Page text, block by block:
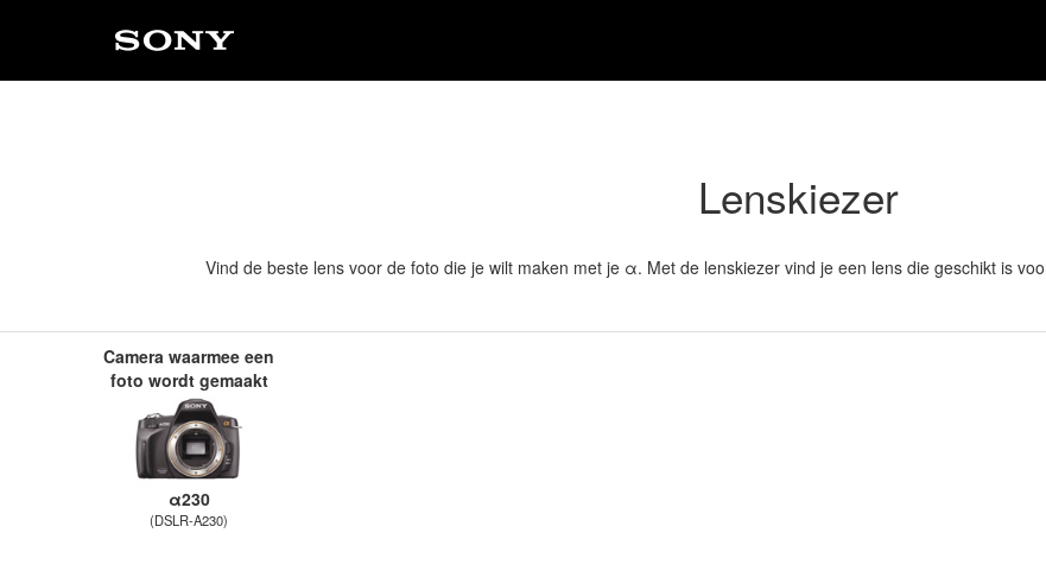
Lenskiezer
Vind de beste lens voor de foto die je wilt maken met je α. Met de lenskiezer vind je een lens die geschikt is
Camera waarmee een
foto wordt gemaakt
α230
(DSLR-A230)